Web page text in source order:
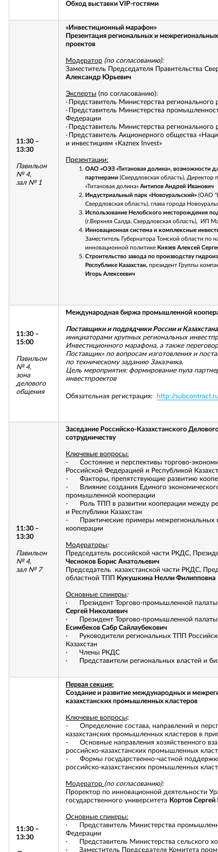
Обход выставки VIP-гостями
11:30 –
13:30
Павильон
№ 4,
зал № 1
«Инвестиционный марафон»
Презентация региональных и
проектов
Модератор (по согласованию):
Заместитель Председателя Правительства
Александр Юрьевич
Эксперты(по согласованию):
· Представитель Министерства
·
Представитель Министерства
Федерации
· Представитель Министерства регионального
·
Представитель Акционерного общества
и инвестициям «Kaznex Invest»
Презентации:
ОАО «ОЭЗ «Титановая долина», возможности
партнерами(Свердловская область),
«Титановая долина» Антипов Андрей Иванович
Индустриальный парк «Новоуральский»(ОАО
Свердловская область), глава города
Использование Нелобского месторождения
(г.Верхняя Салда, Свердловская область), ИП
Инновационная система и комплексные
Заместитель Губернатора Томской области по
инновационной политике Князев Алексей
Строительство завода по производству
Республике Казахстан, президент Группы
Игорь Алексеевич
11:30 –
15:00
Павильон
№ 4,
зона
делового
общения
Международная биржа промышленной
Поставщики и подрядчики России и
инициаторами крупных региональных
Инвестиционного марафона, а также
Поставщик» по вопросам изготовления и
по техническому заданию Заказчика.
Цель мероприятия: формирование пула
инвестпроектов
Обязательная регистрация: http://
11:30 –
13:30
Павильон
№ 4,
зал № 7
Заседание Российско-Казахстанского
сотрудничеству
Ключевые вопросы:
- Состояние и перспективы торгово-
Российской Федерацией и Республикой
- Факторы, препятствующие развитию
- Влияние создания Единого экономического
промышленной кооперации
- Роль ТПП в развитии кооперации между
и Республики Казахстан
- Практические примеры межрегиональных
кооперации
Модераторы:
Председатель российской части РКДС,
Чесноков Борис Анатольевич
Председатель казахстанской части РКДС,
областной ТПП
Кукушкина Нелли Филипповна
Основные спикеры:
· Президент Торгово-промышленной
Сергей Николаевич
· Президент Торгово-промышленной палаты
Есимбеков Сабр Сайлаубекович
· Руководители региональных ТПП
Казахстан
· Члены РКДС
· Представители региональных властей и
11:30 –
13:30
Первая секция:
Создание и развитие международных и
казахстанских промышленных кластеров
Ключевые вопросы:
- Определение состава, направлений и
казахстанских промышленных кластеров в
- Основные направления хозяйственного
российско-казахстанских промышленных
- Формы государственно-частной поддержки
российско-казахстанских промышленных
Модератор (по согласованию):
Проректор по инновационной деятельности
государственного университета Кортов
Основные спикеры:
· Представитель Министерства
Федерации
· Представитель Министерства сельского
· Заместитель Председателя Комитета